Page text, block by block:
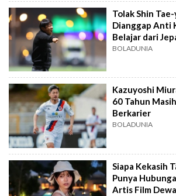
Tolak Shin
Dianggap Anti
Belajar dari
BOLADUNIA
Kazuyoshi
60 Tahun
Berkarier
BOLADUNIA
Siapa Kekasih
Punya
Artis Film